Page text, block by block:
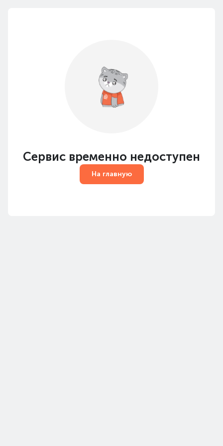
Сервис временно недоступен
На главную